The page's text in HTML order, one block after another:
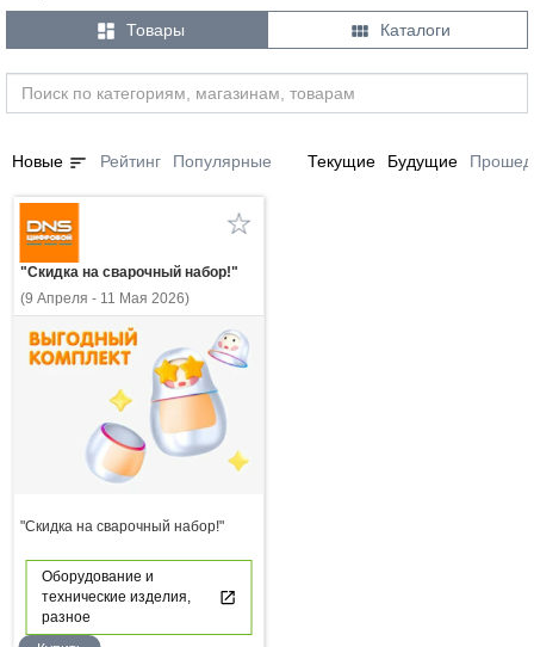
 Товары  Каталоги
Новые sort Рейтинг Популярные Текущие Будущие
"Скидка на сварочный набор!"
(9 Апреля - 11 Мая 2026)
"Скидка на сварочный набор!"
Оборудование и
технические изделия,
разное